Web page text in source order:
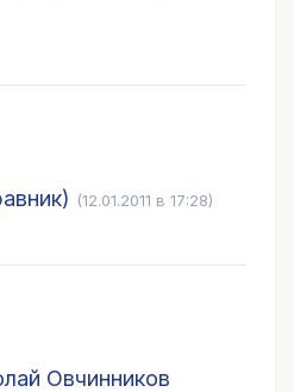
(12.01.2011 в 17:28)
Овчинников